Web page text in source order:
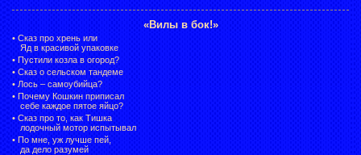
«Вилы в бок!»
• Сказ про хрень или
Яд в красивой упаковке
• Пустили козла в огород?
• Сказ о сельском тандеме
• Лось – самоубийца?
• Почему Кошкин приписал
себе каждое пятое яйцо?
• Сказ про то, как Тишка
лодочный мотор испытывал
• По мне, уж лучше пей,
да дело разумей